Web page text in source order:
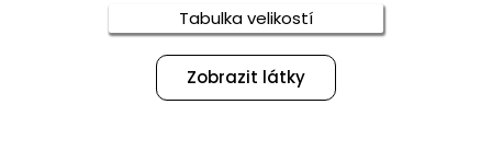
Tabulka velikostí
Zobrazit látky